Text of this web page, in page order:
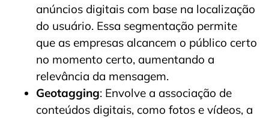
anúncios digitais com base na localização
do usuário. Essa segmentação permite
que as empresas alcancem o público certo
no momento certo, aumentando a
relevância da mensagem.
Geotagging: Envolve a associação de
conteúdos digitais, como fotos e vídeos, a